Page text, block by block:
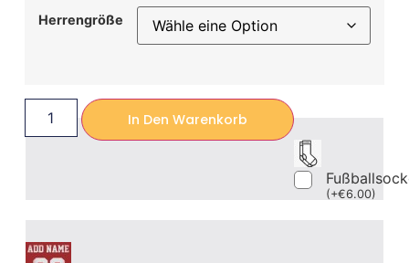
Herrengröße
In Den Warenkorb
(+€6.00)